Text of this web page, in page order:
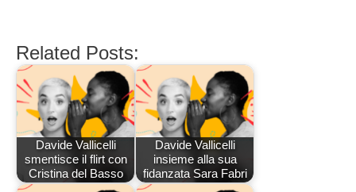
Related Posts:
Davide Vallicelli
smentisce il flirt con
Cristina del Basso
Davide Vallicelli
insieme alla sua
fidanzata Sara Fabri